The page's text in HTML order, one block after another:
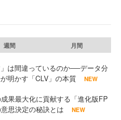
週間 月間
は間違っているのか──データ分
明かす「CLV」の本質
NEW
果最大化に貢献する「進化版FP
思決定の秘訣とは
NEW